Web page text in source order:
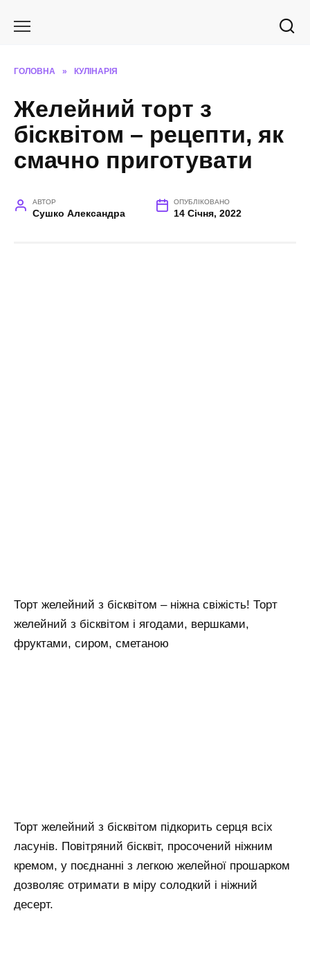
ГОЛОВНА » КУЛІНАРІЯ
Желейний торт з
бісквітом – рецепти, як
смачно приготувати
АВТОР
Сушко Александра
ОПУБЛІКОВАНО
14 Січня, 2022
Торт желейний з бісквітом – ніжна свіжість! Торт
желейний з бісквітом і ягодами, вершками,
фруктами, сиром, сметаною
Торт желейний з бісквітом підкорить серця всіх
ласунів. Повітряний бісквіт, просочений ніжним
кремом, у поєднанні з легкою желейної прошарком
дозволяє отримати в міру солодкий і ніжний
десерт.